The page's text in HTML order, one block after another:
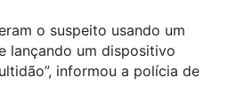
o suspeito usando um
lançando um dispositivo
informou a polícia de